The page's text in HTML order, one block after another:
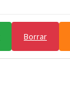
Borrar